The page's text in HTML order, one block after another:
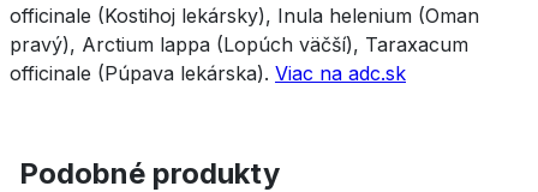
officinale (Kostihoj lekársky), Inula helenium (Oman
pravý), Arctium lappa (Lopúch väčší), Taraxacum
officinale (Púpava lekárska). Viac na adc.sk
Podobné produkty